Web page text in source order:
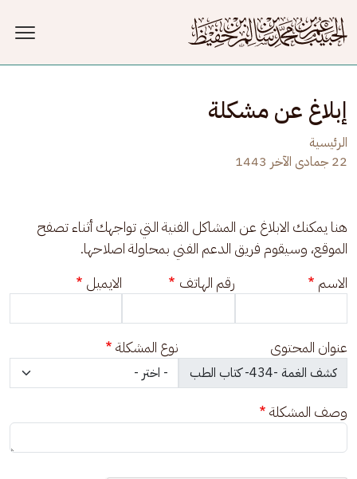
إبلاغ عن مشكلة
الرئيسية
22 جمادى الآخر 1443
هنا يمكنك الابلاغ عن المشاكل الفنية التي تواجهك أثناء تصفح
الموقع، وسيقوم فريق الدعم الفني بمحاولة اصلاحها.
الاسم
رقم الهاتف الايميل
عنوان المحتوى نوع المشكلة
وصف المشكلة